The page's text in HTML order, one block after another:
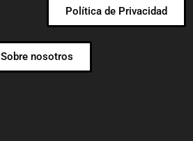
Política de Privacidad
Sobre nosotros